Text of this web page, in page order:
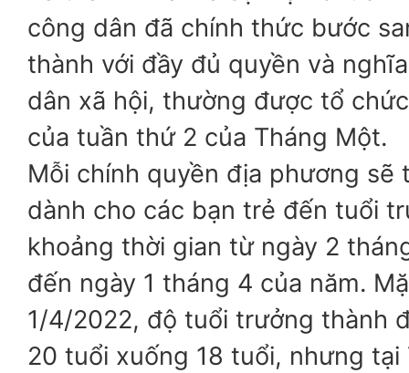
công dân đã chính thức bước
thành với đầy đủ quyền và
dân xã hội, thường được tổ
của tuần thứ 2 của Tháng Một.
Mỗi chính quyền địa phương sẽ
dành cho các bạn trẻ đến tuổi
khoảng thời gian từ ngày 2
đến ngày 1 tháng 4 của năm.
1/4/2022, độ tuổi trưởng thành
20 tuổi xuống 18 tuổi, nhưng tại